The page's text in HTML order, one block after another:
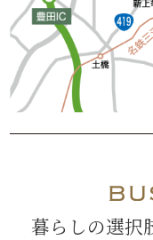
暮らしの選択